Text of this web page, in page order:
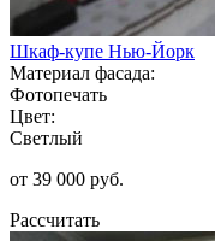
Шкаф-купе Нью-Йорк
Материал фасада:
Фотопечать
Цвет:
Светлый
от 39 000 руб.
Рассчитать